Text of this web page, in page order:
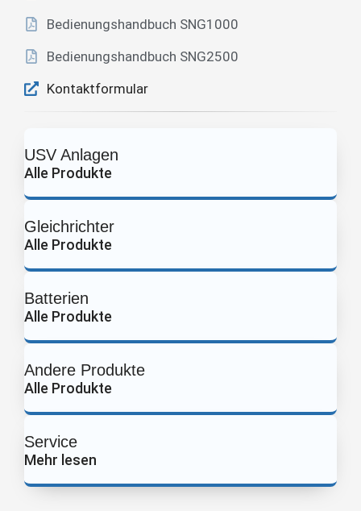
Bedienungshandbuch SNG1000
Bedienungshandbuch SNG2500
Kontaktformular
USV Anlagen
Alle Produkte
Gleichrichter
Alle Produkte
Batterien
Alle Produkte
Andere Produkte
Alle Produkte
Service
Mehr lesen